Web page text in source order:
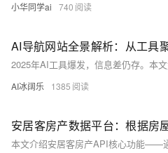
小华同学ai 740
AI导航网站全景解析：从工具
AI冰阔乐 1385